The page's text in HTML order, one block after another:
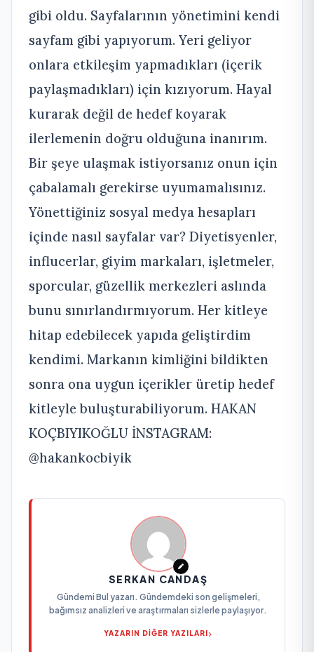
gibi oldu. Sayfalarının yönetimini kendi
sayfam gibi yapıyorum. Yeri geliyor
onlara etkileşim yapmadıkları (içerik
paylaşmadıkları) için kızıyorum. Hayal
kurarak değil de hedef koyarak
ilerlemenin doğru olduğuna inanırım.
Bir şeye ulaşmak istiyorsanız onun için
çabalamalı gerekirse uyumamalısınız.
Yönettiğiniz sosyal medya hesapları
içinde nasıl sayfalar var? Diyetisyenler,
influcerlar, giyim markaları, işletmeler,
sporcular, güzellik merkezleri aslında
bunu sınırlandırmıyorum. Her kitleye
hitap edebilecek yapıda geliştirdim
kendimi. Markanın kimliğini bildikten
sonra ona uygun içerikler üretip hedef
kitleyle buluşturabiliyorum. HAKAN
KOÇBIYIKOĞLU İNSTAGRAM:
@hakankocbiyik
SERKAN CANDAŞ
Gündemi Bul yazarı. Gündemdeki son gelişmeleri,
bağımsız analizleri ve araştırmaları sizlerle paylaşıyor.
YAZARIN DİĞER YAZILARI